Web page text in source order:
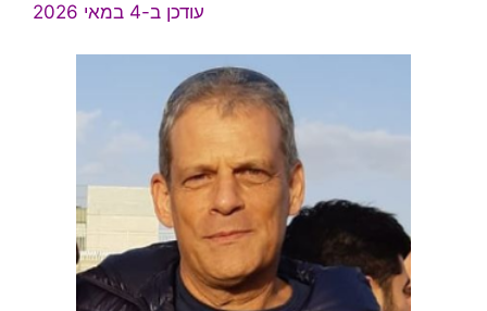
עודכן ב-4 במאי 2026